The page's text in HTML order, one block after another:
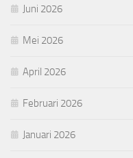
Juni 2026
Mei 2026
April 2026
Februari 2026
Januari 2026